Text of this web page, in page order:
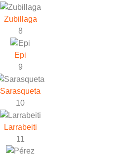
Zubillaga
8
Epi
9
Sarasqueta
10
Larrabeiti
11